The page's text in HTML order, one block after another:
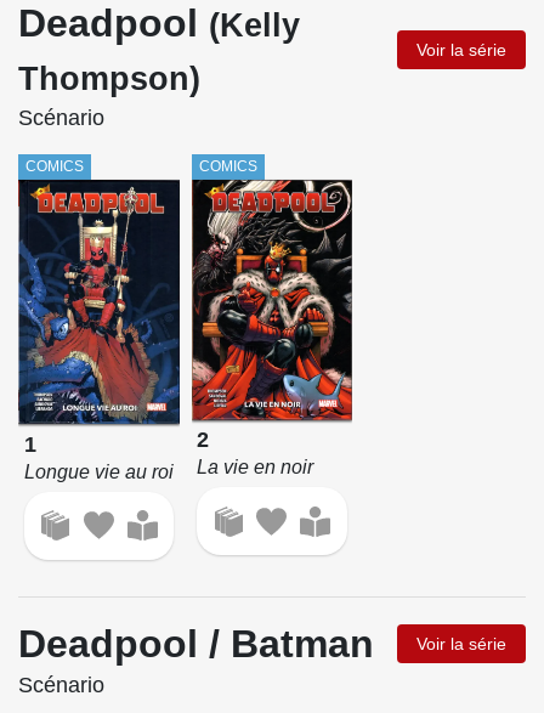
Deadpool (Kelly
Thompson)
Voir la série
Scénario
COMICS
1
Longue vie au roi
COMICS
2
La vie en noir
Deadpool / Batman Voir la série
Scénario